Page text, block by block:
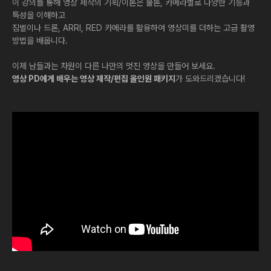
이 강의를 통해 영상 제작의 기획/이론은 물론, 카메라별로 다양한 기능과
특성을 이해하고
짐벌이나 드론, ARRI, RED 카메라를 활용하여 영상미를 더하는 고급 촬영
방법을 배웁니다.
이제 남들과는 차원이 다른 나만의 멋진 영상을 만들어 보세요.
영상 PD에게 배우는 영상 제작/편집 올인원 패키지가 도와드리겠습니다!